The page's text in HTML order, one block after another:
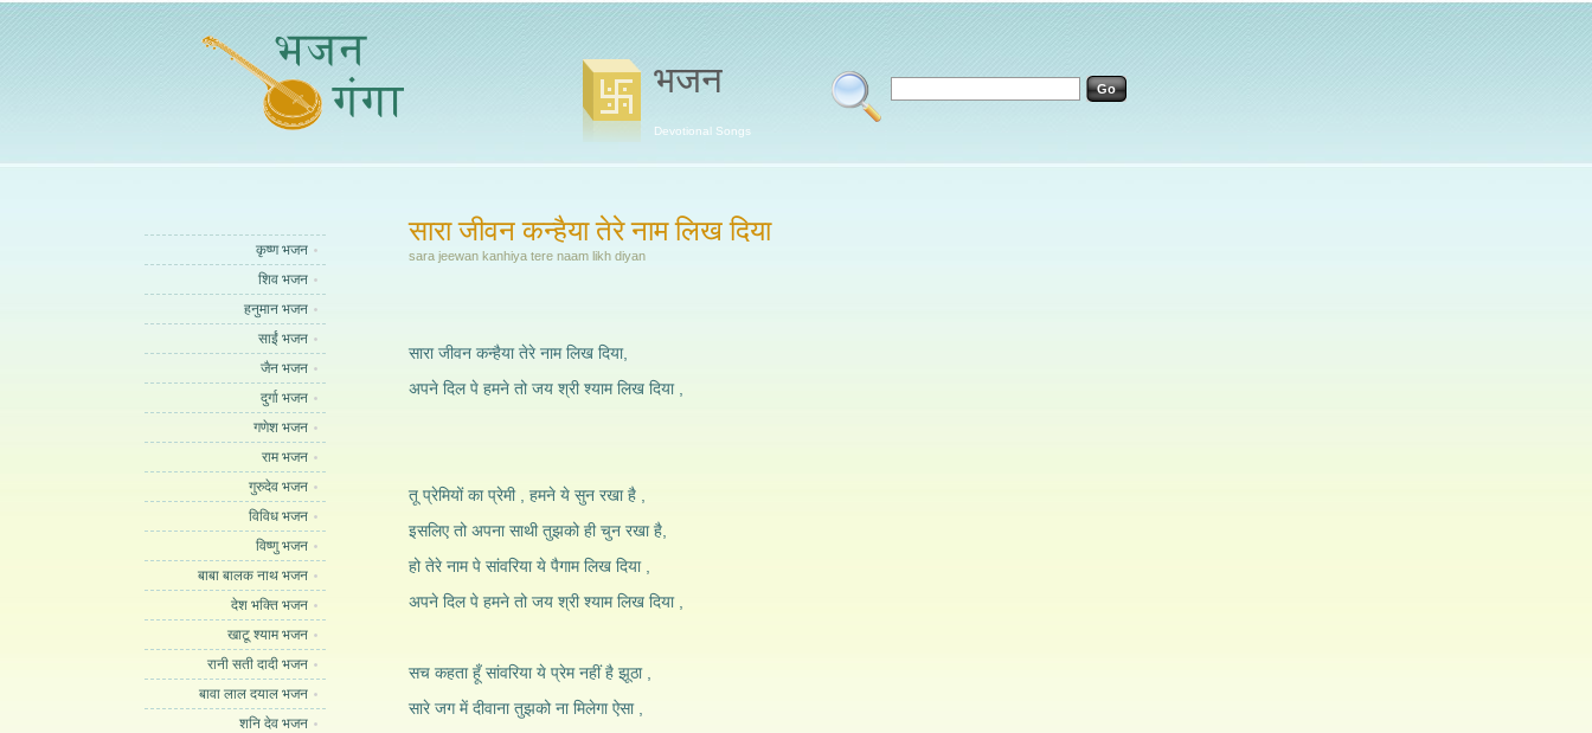
भजन
Devotional Songs
कृष्ण भजन
शिव भजन
हनुमान भजन
साईं भजन
जैन भजन
दुर्गा भजन
गणेश भजन
राम भजन
गुरुदेव भजन
विविध भजन
विष्णु भजन
बाबा बालक नाथ भजन
देश भक्ति भजन
खाटू श्याम भजन
रानी सती दादी भजन
बावा लाल दयाल भजन
शनि देव भजन
सारा जीवन कन्हैया तेरे नाम लिख दिया
sara jeewan kanhiya tere naam likh diyan
सारा जीवन कन्हैया तेरे नाम लिख दिया,
अपने दिल पे हमने तो जय श्री श्याम लिख दिया ,
तू प्रेमियों का प्रेमी , हमने ये सुन रखा है ,
इसलिए तो अपना साथी तुझको ही चुन रखा है,
हो तेरे नाम पे सांवरिया ये पैगाम लिख दिया ,
अपने दिल पे हमने तो जय श्री श्याम लिख दिया ,
सच कहता हूँ सांवरिया ये प्रेम नहीं है झूठा ,
सारे जग में दीवाना तुझको ना मिलेगा ऐसा ,